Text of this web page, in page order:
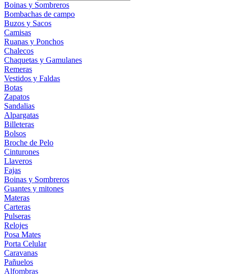
Boinas y Sombreros
Bombachas de campo
Buzos y Sacos
Camisas
Ruanas y Ponchos
Chalecos
Chaquetas y Gamulanes
Remeras
Vestidos y Faldas
Botas
Zapatos
Sandalias
Alpargatas
Billeteras
Bolsos
Broche de Pelo
Cinturones
Llaveros
Fajas
Boinas y Sombreros
Guantes y mitones
Materas
Carteras
Pulseras
Relojes
Posa Mates
Porta Celular
Caravanas
Pañuelos
Alfombras